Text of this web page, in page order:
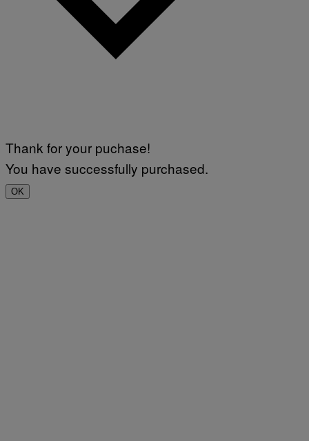
Thank for your puchase!
You have successfully purchased.
OK